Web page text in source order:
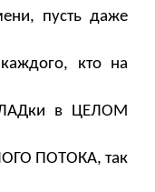
пусть даже
кто на
в ЦЕЛОМ
ПОТОКА, так